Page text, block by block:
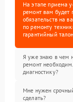
На этапе приема
ремонт вам будет
обязательств на
по ремонту
гарантийный
Я уже знаю в чем
ремонт
диагностику?
Мне нужен
сделать?